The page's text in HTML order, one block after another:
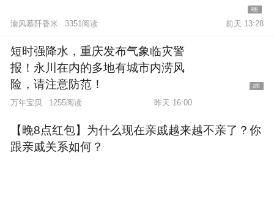
9图
渝风慕阡香米 3351阅读 前天 13:28
短时强降水，重庆发布气象临灾警
报！永川在内的多地有城市内涝风
险，请注意防范！
2图
万年宝贝 1255阅读 昨天 16:00
【晚8点红包】为什么现在亲戚越来越不亲了？你
跟亲戚关系如何？